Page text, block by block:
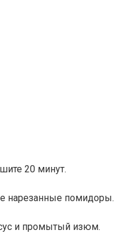
20 минут.
нарезанные помидоры.
и промытый изюм.